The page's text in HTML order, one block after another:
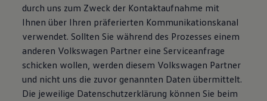
durch uns zum Zweck der Kontaktaufnahme mit
Ihnen über Ihren präferierten Kommunikationskanal
verwendet. Sollten Sie während des Prozesses einem
anderen Volkswagen Partner eine Serviceanfrage
schicken wollen, werden diesem Volkswagen Partner
und nicht uns die zuvor genannten Daten übermittelt.
Die jeweilige Datenschutzerklärung können Sie beim